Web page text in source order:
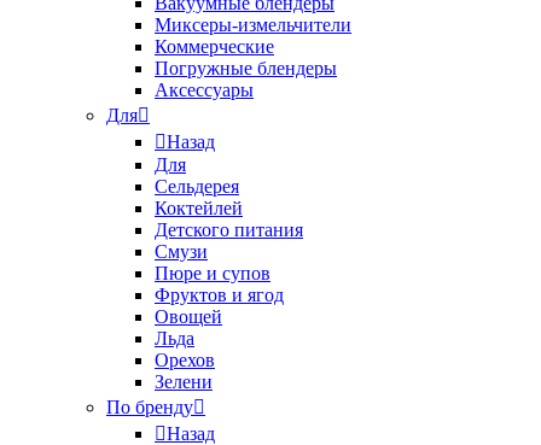
Миксеры-измельчители
Коммерческие
Погружные блендеры
Аксессуары
Для
Назад
Для
Сельдерея
Коктейлей
Детского питания
Смузи
Пюре и супов
Фруктов и ягод
Овощей
Льда
Орехов
Зелени
По бренду
Назад